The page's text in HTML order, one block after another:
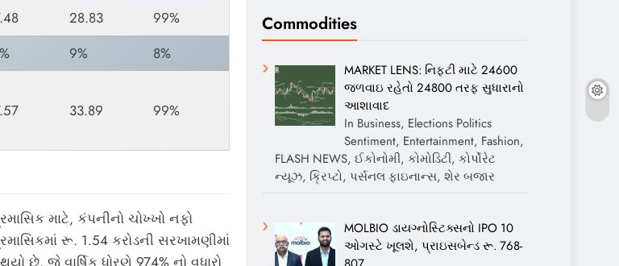
28.83
99%
9%
8%
33.89 99%
માટે, કંપનીનો ચોખ્ખો નફો
રૂ. 1.54 કરોડની સરખામણીમાં
છે, જે વાર્ષિક ધોરણે 974% નો વધારો
Commodities
MARKET LENS: નિફ્ટી માટે 24600
જળવાઇ રહેતો 24800 તરફ સુધારાનો
આશાવાદ
In Business, Elections Politics
Sentiment, Entertainment, Fashion,
FLASH NEWS, ઈકોનોમી, કોમોડિટી, કોર્પોરેટ
ન્યૂઝ, ક્રિપ્ટો, પર્સનલ ફાઇનાન્સ, શેર બજાર
MOLBIO ડાયગ્નોસ્ટિક્સનો IPO 10
ઓગસ્ટે ખૂલશે, પ્રાઇસબેન્ડ રૂ. 768-